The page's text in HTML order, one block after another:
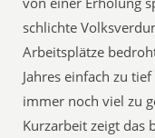
schlichte
Arbeitsplätze
Jahres einfach zu
immer noch viel zu
Kurzarbeit zeigt das